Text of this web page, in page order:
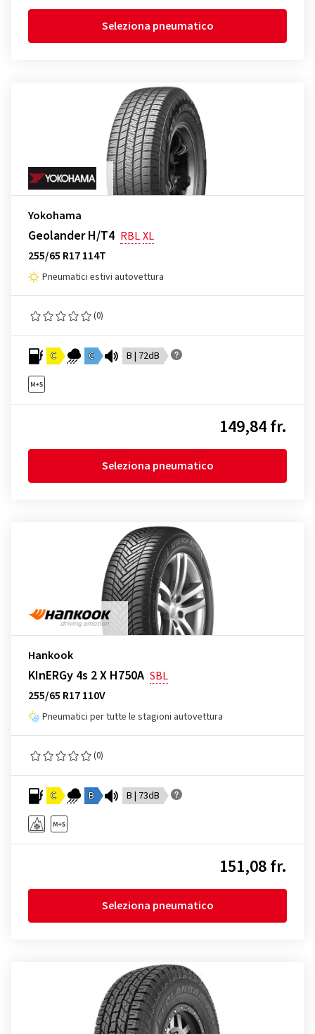
Seleziona pneumatico
Yokohama
Geolander H/T4 RBLXL
255/65 R17 114T
Pneumatici estivi autovettura
(0)
C C B | 72dB
149,84 fr.
Seleziona pneumatico
Hankook
KInERGy 4s 2 X H750A SBL
255/65 R17 110V
Pneumatici per tutte le stagioni autovettura
(0)
C B B | 73dB
151,08 fr.
Seleziona pneumatico